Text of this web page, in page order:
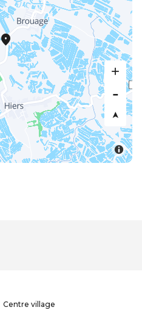
Centre village